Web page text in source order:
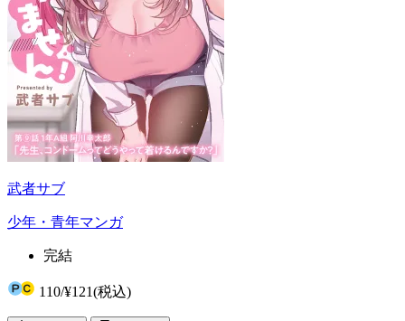
武者サブ
少年・青年マンガ
完結
110/¥121(税込)